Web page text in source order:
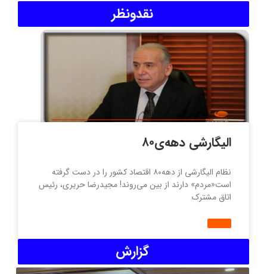
نقدونظر
الیگارشی دهه‌ی۸۰
نظام الیگارشی از دهه۸۰ اقتصاد کشور را در دست گرفته
است«مردم» دارند از بین می‌روند! مجیدرضا حریری، رئیس
اتاق مشترک
گزارش